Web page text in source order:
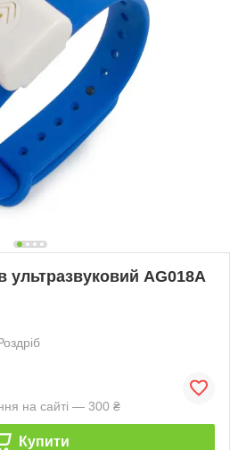
ультразвуковий AG018A
на сайті — 300 ₴
Купити